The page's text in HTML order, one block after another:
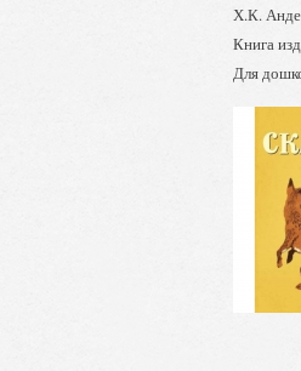
Х.К.
Книга
Для